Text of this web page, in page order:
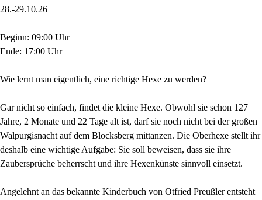
28.-29.10.26
Beginn: 09:00 Uhr
Ende: 17:00 Uhr
Wie lernt man eigentlich, eine richtige Hexe zu werden?
Gar nicht so einfach, findet die kleine Hexe. Obwohl sie schon 127
Jahre, 2 Monate und 22 Tage alt ist, darf sie noch nicht bei der großen
Walpurgisnacht auf dem Blocksberg mittanzen. Die Oberhexe stellt ihr
deshalb eine wichtige Aufgabe: Sie soll beweisen, dass sie ihre
Zaubersprüche beherrscht und ihre Hexenkünste sinnvoll einsetzt.
Angelehnt an das bekannte Kinderbuch von Otfried Preußler entsteht